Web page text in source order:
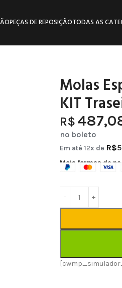
PEÇAS DE REPOSIÇÃOTODAS AS
Molas
KIT
R$
no boleto
Em até12x de R$
Mais formas de